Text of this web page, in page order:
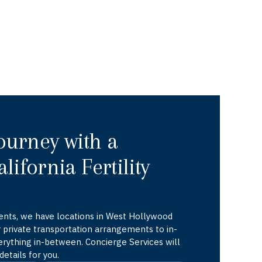
with a
Fertility
we have locations in West Hollywood
private transportation arrangements to in-
in-between. Concierge Services will
for you.